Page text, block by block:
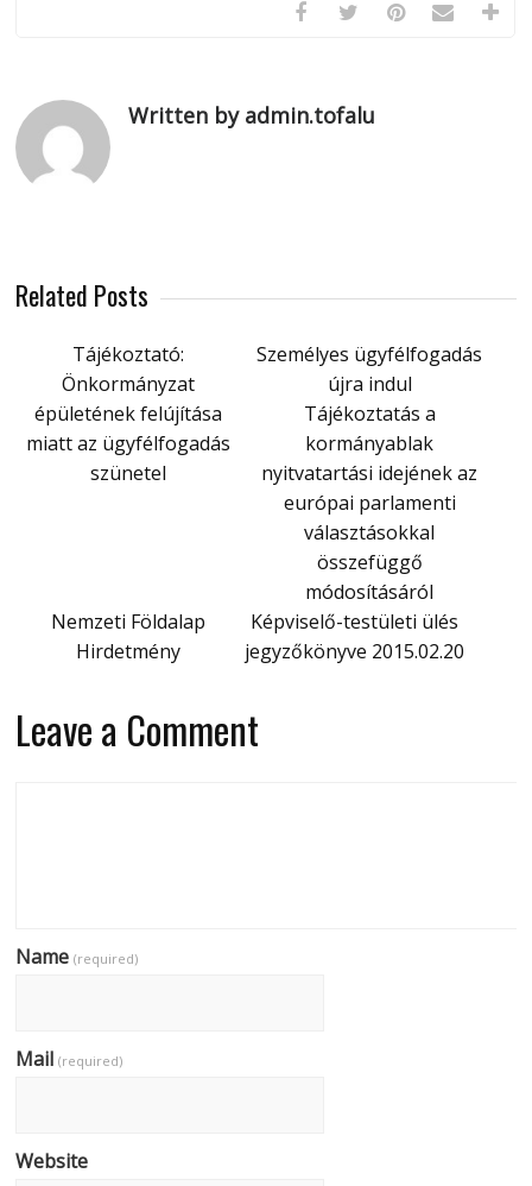
Written by admin.tofalu
Related Posts
Tájékoztató:
Önkormányzat
épületének felújítása
miatt az ügyfélfogadás
szünetel
Személyes ügyfélfogadás
újra indul
Tájékoztatás a
kormányablak
nyitvatartási idejének az
európai parlamenti
választásokkal
összefüggő
módosításáról
Nemzeti Földalap
Hirdetmény
Képviselő-testületi ülés
jegyzőkönyve 2015.02.20
Leave a Comment
Name(required)
Mail(required)
Website